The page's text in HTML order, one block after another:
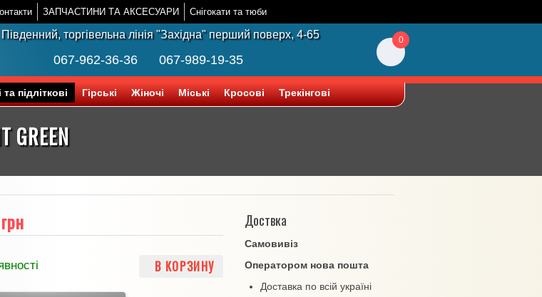
ЗАПЧАСТИНИ ТА АКСЕСУАРИ Снігокати та тюби
торгівельна лінія "Західна" перший поверх, 4-65
067-962-36-36 067-989-19-35
0
та підліткові Гірські Жіночі Міські Кросові Трекінгові
GREEN
В КОРЗИНУ
Доствка
Самовивіз
Оператором нова пошта
Доставка по всій україні